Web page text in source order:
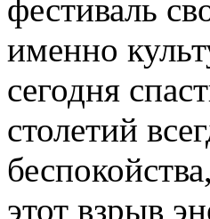
фестиваль
именно
сегодня
столетий
этот взрыв